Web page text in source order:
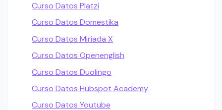
Curso Datos Platzi
Curso Datos Domestika
Curso Datos Miriada X
Curso Datos Openenglish
Curso Datos Duolingo
Curso Datos Hubspot Academy
Curso Datos Youtube